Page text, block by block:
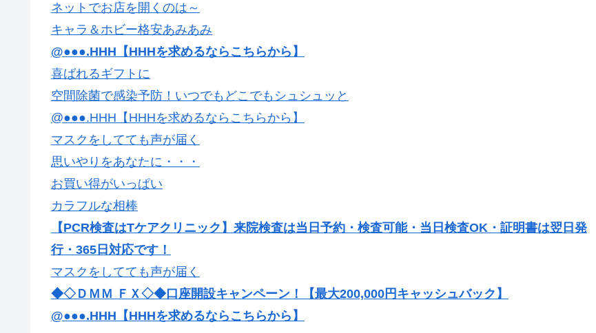
ネットでお店を開くのは～
キャラ＆ホビー格安あみあみ
@●●●.HHH【HHHを求めるならこちらから】
喜ばれるギフトに
空間除菌で感染予防！いつでもどこでもシュシュッと
@●●●.HHH【HHHを求めるならこちらから】
マスクをしてても声が届く
思いやりをあなたに・・・
お買い得がいっぱい
カラフルな相棒
【PCR検査はTケアクリニック】来院検査は当日予約・検査可能・当日検査OK・証明書は翌日発
行・365日対応です！
マスクをしてても声が届く
◆◇ＤＭＭ ＦＸ◇◆口座開設キャンペーン！【最大200,000円キャッシュバック】
@●●●.HHH【HHHを求めるならこちらから】